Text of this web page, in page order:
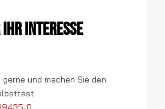
Ihr Interesse
und machen Sie den